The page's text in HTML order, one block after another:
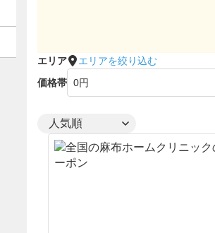
エリア
エリアを絞り込む
価格帯